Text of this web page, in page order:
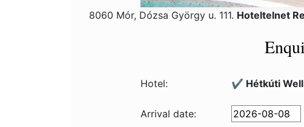
8060 Mór, Dózsa György u. 111. Hoteltelnet
Hotel: ✔️ Hétkúti
Arrival date: